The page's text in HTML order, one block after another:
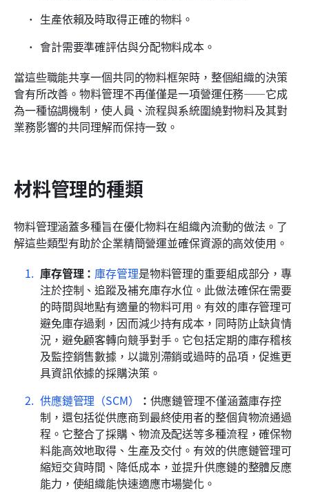
生產依賴及時取得正確的物料。
會計需要準確評估與分配物料成本。
當這些職能共享一個共同的物料框架時，整個組織的決策
會有所改善。物料管理不再僅僅是一項營運任務——它成
為一種協調機制，使人員、流程與系統圍繞對物料及其對
業務影響的共同理解而保持一致。
材料管理的種類
物料管理涵蓋多種旨在優化物料在組織內流動的做法。了
解這些類型有助於企業精簡營運並確保資源的高效使用。
庫存管理： 庫存管理是物料管理的重要組成部分，專
注於控制、追蹤及補充庫存水位。此做法確保在需要
的時間與地點有適量的物料可用。有效的庫存管理可
避免庫存過剩，因而減少持有成本，同時防止缺貨情
況，避免顧客轉向競爭對手。它包括定期的庫存稽核
及監控銷售數據，以識別滯銷或過時的品項，促進更
具資訊依據的採購決策。
供應鏈管理（SCM）
： 供應鏈管理不僅涵蓋庫存控
制，還包括從供應商到最終使用者的整個貨物流通過
程。它整合了採購、物流及配送等多種流程，確保物
料能高效地取得、生產及交付。有效的供應鏈管理可
縮短交貨時間、降低成本，並提升供應鏈的整體反應
能力，使組織能快速適應市場變化。